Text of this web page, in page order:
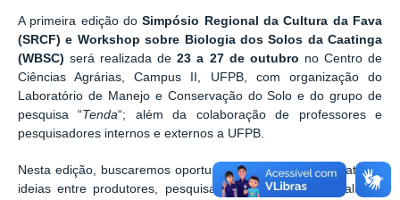
A primeira edição doSimpósio Regional da Cultura da Fava
(SRCF) e Workshop sobre Biologia dos Solos da Caatinga
(WBSC) será realizada de23 a 27 de outubro no Centro de
Ciências Agrárias, Campus II, UFPB, com organização do
Laboratório de Manejo e Conservação do Solo e do grupo de
pesquisa “Tenda“; além da colaboração de professores e
pesquisadores internos e externos a UFPB.
Nesta edição, buscaremos oportunizar o contato e o debate de
ideias entre produtores, pesquisadores, professores e alunos